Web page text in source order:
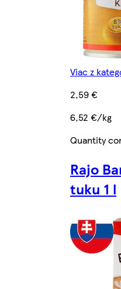
Viac z
2,59 €
6,52 €/kg
Quantity
Rajo
tuku 1 l